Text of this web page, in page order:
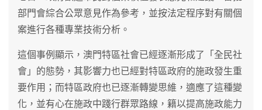
部門會綜合公眾意見作為參考，並按法定程序對有關個
案進行各種專業技術分析。
這個事例顯示，澳門特區社會已經逐漸形成了「全民社
會」的態勢，其影響力也已經對特區政府的施政發生重
要作用；而特區政府也已逐漸轉變思維，適應了這種變
化，並有心在施政中踐行群眾路線，籍以提高施政能力